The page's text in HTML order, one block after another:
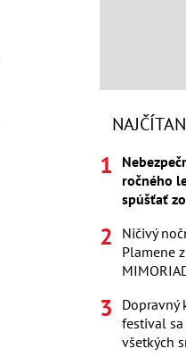
ročného
spúšťať
Ničivý
Plamene
Dopravný
festival
všetkých